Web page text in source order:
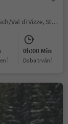
Avenes/Afens, Pfitsch/Val di Vizze, Sterzing/Vipiteno and environs
0h:00 Min
doba trvání